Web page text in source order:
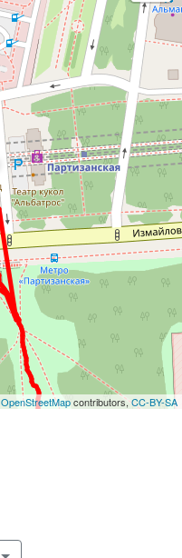
OpenStreetMapcontributors,CC-BY-SA